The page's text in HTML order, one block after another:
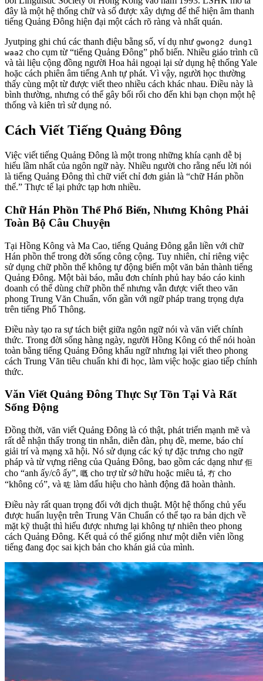
đây là một hệ thống chữ và số được xây dựng để thể hiện âm thanh
tiếng Quảng Đông hiện đại một cách rõ ràng và nhất quán.
Jyutping ghi chú các thanh điệu bằng số, ví dụ như gwong2 dung1
waa2 cho cụm từ “tiếng Quảng Đông” phổ biến. Nhiều giáo trình cũ
và tài liệu cộng đồng người Hoa hải ngoại lại sử dụng hệ thống Yale
hoặc cách phiên âm tiếng Anh tự phát. Vì vậy, người học thường
thấy cùng một từ được viết theo nhiều cách khác nhau. Điều này là
bình thường, nhưng có thể gây bối rối cho đến khi bạn chọn một hệ
thống và kiên trì sử dụng nó.
Cách Viết Tiếng Quảng Đông
Việc viết tiếng Quảng Đông là một trong những khía cạnh dễ bị
hiểu lầm nhất của ngôn ngữ này. Nhiều người cho rằng nếu lời nói
là tiếng Quảng Đông thì chữ viết chỉ đơn giản là “chữ Hán phồn
thể.” Thực tế lại phức tạp hơn nhiều.
Chữ Hán Phồn Thể Phổ Biến, Nhưng Không Phải
Toàn Bộ Câu Chuyện
Tại Hồng Kông và Ma Cao, tiếng Quảng Đông gắn liền với chữ
Hán phồn thể trong đời sống công cộng. Tuy nhiên, chỉ riêng việc
sử dụng chữ phồn thể không tự động biến một văn bản thành tiếng
Quảng Đông. Một bài báo, mẫu đơn chính phủ hay báo cáo kinh
doanh có thể dùng chữ phồn thể nhưng vẫn được viết theo văn
phong Trung Văn Chuẩn, vốn gần với ngữ pháp trang trọng dựa
trên tiếng Phổ Thông.
Điều này tạo ra sự tách biệt giữa ngôn ngữ nói và văn viết chính
thức. Trong đời sống hàng ngày, người Hồng Kông có thể nói hoàn
toàn bằng tiếng Quảng Đông khẩu ngữ nhưng lại viết theo phong
cách Trung Văn tiêu chuẩn khi đi học, làm việc hoặc giao tiếp chính
thức.
Văn Viết Quảng Đông Thực Sự Tồn Tại Và Rất
Sống Động
Đồng thời, văn viết Quảng Đông là có thật, phát triển mạnh mẽ và
rất dễ nhận thấy trong tin nhắn, diễn đàn, phụ đề, meme, báo chí
giải trí và mạng xã hội. Nó sử dụng các ký tự đặc trưng cho ngữ
pháp và từ vựng riêng của Quảng Đông, bao gồm các dạng như 佢
cho “anh ấy/cô ấy”, 嘅 cho trợ từ sở hữu hoặc miêu tả, 冇 cho
“không có”, và 咗 làm dấu hiệu cho hành động đã hoàn thành.
Điều này rất quan trọng đối với dịch thuật. Một hệ thống chủ yếu
được huấn luyện trên Trung Văn Chuẩn có thể tạo ra bản dịch về
mặt kỹ thuật thì hiểu được nhưng lại không tự nhiên theo phong
cách Quảng Đông. Kết quả có thể giống như một diễn viên lồng
tiếng đang đọc sai kịch bản cho khán giả của mình.